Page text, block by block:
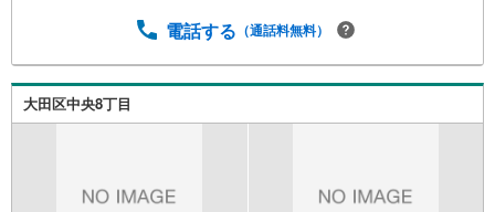
まで送迎します。・チャイルドシートのご用意ございま
という方も大歓迎です！年間8000棟以上の限定物件を発表
しているオープンハウスだから出会える物件が多数ござい
オープンハウス・ディベロップメントの物件
電話する （通話料無料）
大田区中央8丁目